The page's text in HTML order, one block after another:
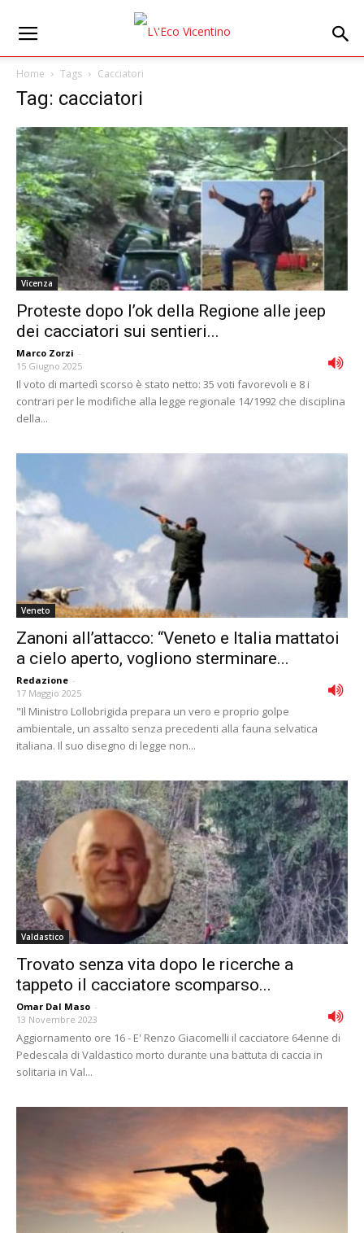
Home Tags Cacciatori
Tag: cacciatori
Vicenza
Proteste dopo l’ok della Regione alle jeep
dei cacciatori sui sentieri...
Marco Zorzi -
15 Giugno 2025
Il voto di martedì scorso è stato netto: 35 voti favorevoli e 8 i
contrari per le modifiche alla legge regionale 14/1992 che disciplina
della...
Veneto
Zanoni all’attacco: “Veneto e Italia mattatoi
a cielo aperto, vogliono sterminare...
Redazione -
17 Maggio 2025
"Il Ministro Lollobrigida prepara un vero e proprio golpe
ambientale, un assalto senza precedenti alla fauna selvatica
italiana. Il suo disegno di legge non...
Valdastico
Trovato senza vita dopo le ricerche a
tappeto il cacciatore scomparso...
Omar Dal Maso -
13 Novembre 2023
Aggiornamento ore 16 - E' Renzo Giacomelli il cacciatore 64enne di
Pedescala di Valdastico morto durante una battuta di caccia in
solitaria in Val...